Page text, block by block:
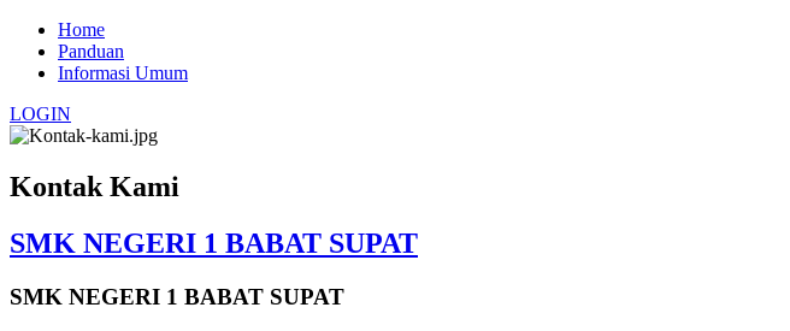
Home
Panduan
Informasi Umum
LOGIN
Kontak Kami
SMK NEGERI 1 BABAT SUPAT
SMK NEGERI 1 BABAT SUPAT